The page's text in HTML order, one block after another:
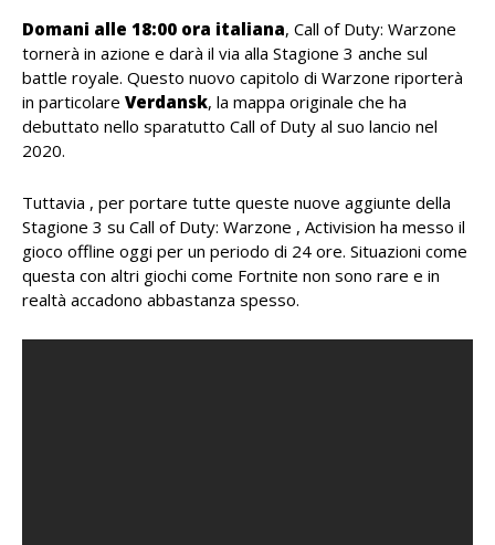
Domani alle 18:00 ora italiana, Call of Duty: Warzone
tornerà in azione e darà il via alla Stagione 3 anche sul
battle royale. Questo nuovo capitolo di Warzone riporterà
in particolare Verdansk, la mappa originale che ha
debuttato nello sparatutto Call of Duty al suo lancio nel
2020.
Tuttavia , per portare tutte queste nuove aggiunte della
Stagione 3 su Call of Duty: Warzone , Activision ha messo il
gioco offline oggi per un periodo di 24 ore. Situazioni come
questa con altri giochi come Fortnite non sono rare e in
realtà accadono abbastanza spesso.